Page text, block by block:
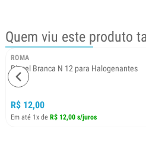
Quem viu este produto
ROMA
Pincel Branca N 12 para Halogenantes
R$ 12,00
Em até 1x de R$ 12,00 s/juros